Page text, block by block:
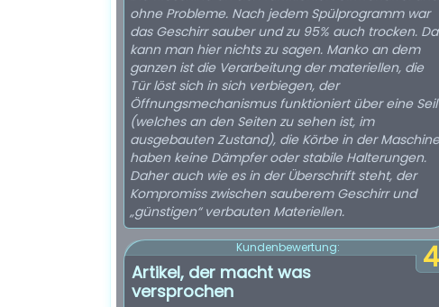
ohne Probleme. Nach jedem Spülprogramm war
das Geschirr sauber und zu 95% auch trocken. Da
kann man hier nichts zu sagen. Manko an dem
ganzen ist die Verarbeitung der materiellen, die
Tür löst sich in sich verbiegen, der
Öffnungsmechanismus funktioniert über eine Seil
(welches an den Seiten zu sehen ist, im
ausgebauten Zustand), die Körbe in der Maschine
haben keine Dämpfer oder stabile Halterungen.
Daher auch wie es in der Überschrift steht, der
Kompromiss zwischen sauberem Geschirr und
„günstigen“ verbauten Materiellen.
4
Kundenbewertung:
Artikel, der macht was
versprochen